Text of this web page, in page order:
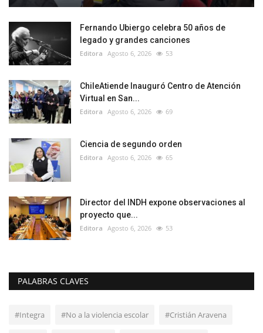
Fernando Ubiergo celebra 50 años de
legado y grandes canciones
Editora Agosto 6, 2026 53
ChileAtiende Inauguró Centro de Atención
Virtual en San...
Editora Agosto 6, 2026 69
Ciencia de segundo orden
Editora Agosto 6, 2026 65
Director del INDH expone observaciones al
proyecto que...
Editora Agosto 6, 2026 53
PALABRAS CLAVES
#Integra #No a la violencia escolar #Cristián Aravena